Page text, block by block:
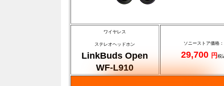
ワイヤレス
ステレオヘッドホン
LinkBuds Open
WF-L910
ソニーストア価格：
29,700 円税